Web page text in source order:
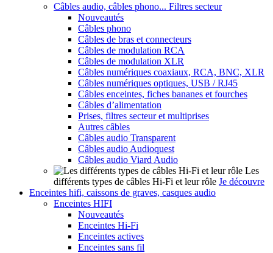
Câbles audio, câbles phono... Filtres secteur
Nouveautés
Câbles phono
Câbles de bras et connecteurs
Câbles de modulation RCA
Câbles de modulation XLR
Câbles numériques coaxiaux, RCA, BNC, XLR
Câbles numériques optiques, USB / RJ45
Câbles enceintes, fiches bananes et fourches
Câbles d’alimentation
Prises, filtres secteur et multiprises
Autres câbles
Câbles audio Transparent
Câbles audio Audioquest
Câbles audio Viard Audio
Les
différents types de câbles Hi-Fi et leur rôle Je découvre
Enceintes hifi, caissons de graves, casques audio
Enceintes HIFI
Nouveautés
Enceintes Hi-Fi
Enceintes actives
Enceintes sans fil